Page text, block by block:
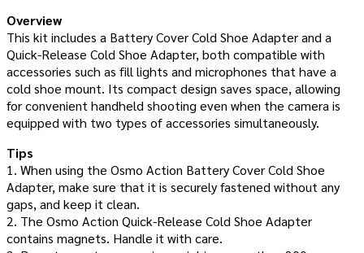
Overview
This kit includes a Battery Cover Cold Shoe Adapter and a
Quick-Release Cold Shoe Adapter, both compatible with
accessories such as fill lights and microphones that have a
cold shoe mount. Its compact design saves space, allowing
for convenient handheld shooting even when the camera is
equipped with two types of accessories simultaneously.
Tips
1. When using the Osmo Action Battery Cover Cold Shoe
Adapter, make sure that it is securely fastened without any
gaps, and keep it clean.
2. The Osmo Action Quick-Release Cold Shoe Adapter
contains magnets. Handle it with care.